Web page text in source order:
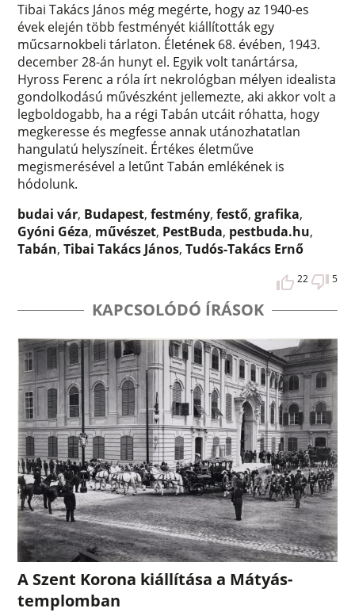
Tibai Takács János még megérte, hogy az 1940-es
évek elején több festményét kiállították egy
műcsarnokbeli tárlaton. Életének 68. évében, 1943.
december 28-án hunyt el. Egyik volt tanártársa,
Hyross Ferenc a róla írt nekrológban mélyen idealista
gondolkodású művészként jellemezte, aki akkor volt a
legboldogabb, ha a régi Tabán utcáit róhatta, hogy
megkeresse és megfesse annak utánozhatatlan
hangulatú helyszíneit. Értékes életműve
megismerésével a letűnt Tabán emlékének is
hódolunk.
budai vár, Budapest,festmény,festő,grafika,
Gyóni Géza, művészet, PestBuda, pestbuda.hu,
Tabán,Tibai Takács János,Tudós-Takács Ernő
22 5
KAPCSOLÓDÓ ÍRÁSOK
A Szent Korona kiállítása a Mátyás-
templomban